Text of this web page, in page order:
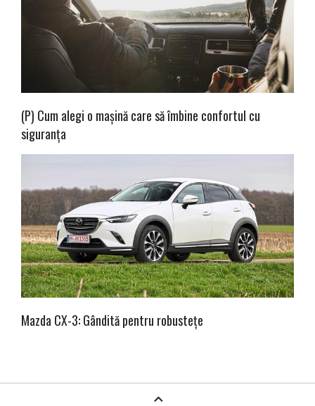
(P) Cum alegi o mașină care să îmbine confortul cu
siguranța
Mazda CX-3: Gândită pentru robustețe